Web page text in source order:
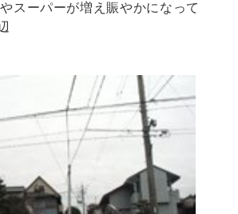
スーパーが増え賑やかになって